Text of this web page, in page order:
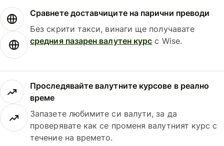
Сравнете доставчиците на парични преводи
Без скрити такси, винаги ще получавате
средния пазарен валутен курс с Wise.
Проследявайте валутните курсове в реално
време
Запазете любимите си валути, за да
проверявате как се променя валутният курс с
течение на времето.